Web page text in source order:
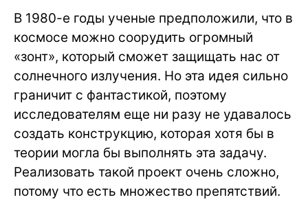
В 1980-е годы ученые предположили, что в
космосе можно соорудить огромный
«зонт», который сможет защищать нас от
солнечного излучения. Но эта идея сильно
граничит с фантастикой, поэтому
исследователям еще ни разу не удавалось
создать конструкцию, которая хотя бы в
теории могла бы выполнять эта задачу.
Реализовать такой проект очень сложно,
потому что есть множество препятствий.